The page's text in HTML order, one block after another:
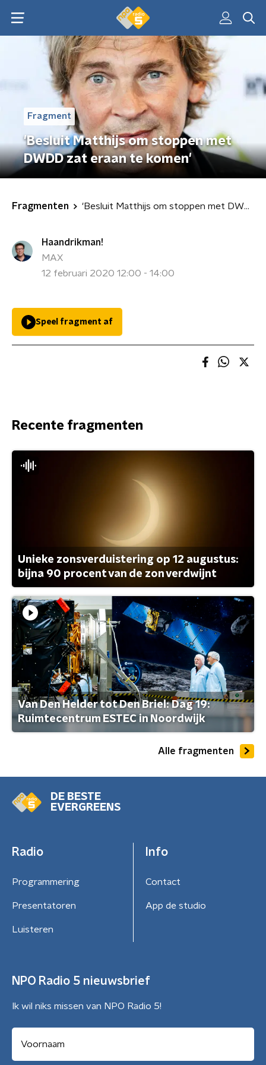
Fragment
'Besluit Matthijs om stoppen met
DWDD zat eraan te komen'
Fragmenten 'Besluit Matthijs om stoppen met DWDD zat eraan te komen'
Haandrikman!
MAX
12 februari 2020 12:00 - 14:00
Speel fragment af
Recente fragmenten
Unieke zonsverduistering op 12 augustus:
bijna 90 procent van de zon verdwijnt
Van Den Helder tot Den Briel: Dag 19:
Ruimtecentrum ESTEC in Noordwijk
Alle fragmenten
DE BESTE
EVERGREENS
Radio
Programmering
Presentatoren
Luisteren
Info
Contact
App de studio
NPO Radio 5 nieuwsbrief
Ik wil niks missen van NPO Radio 5!